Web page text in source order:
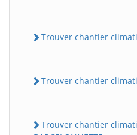
Trouver chantier
Trouver chantier
Trouver chantier